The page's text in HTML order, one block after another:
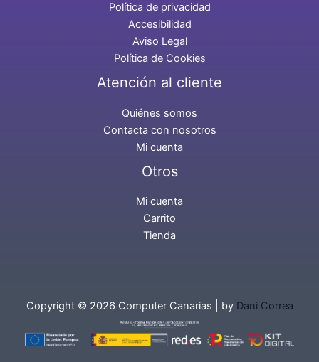
Política de privacidad
Accesibilidad
Aviso Legal
Política de Cookies
Atención al cliente
Quiénes somos
Contacta con nosotros
Mi cuenta
Otros
Mi cuenta
Carrito
Tienda
Copyright © 2026 Computer Canarias | by Dani Correa